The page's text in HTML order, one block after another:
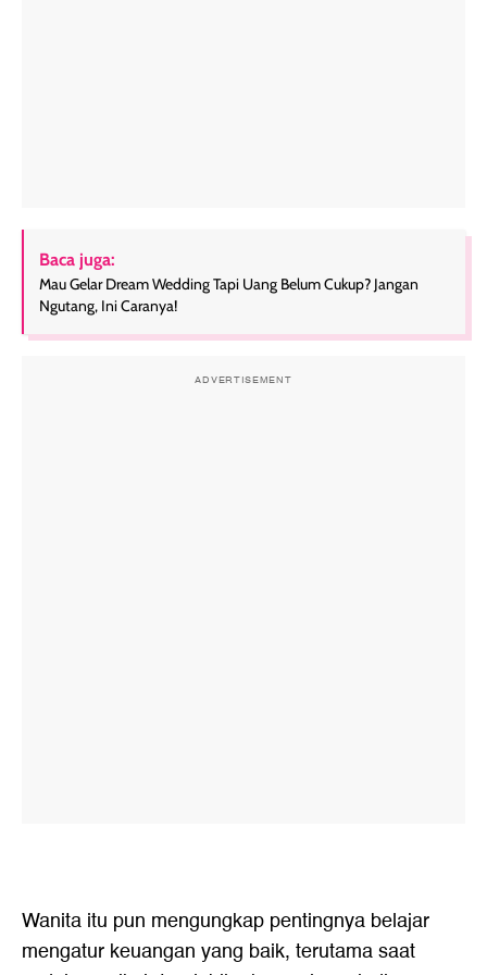
Baca juga:
Mau Gelar Dream Wedding Tapi Uang Belum Cukup? Jangan
Ngutang, Ini Caranya!
ADVERTISEMENT
Wanita itu pun mengungkap pentingnya belajar
mengatur keuangan yang baik, terutama saat